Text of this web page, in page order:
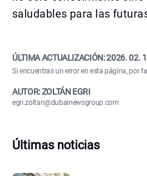
saludables para las
ÚLTIMA ACTUALIZACIÓN:2026. 02.
Si encuentras un error en esta página, por
AUTOR: ZOLTÁN EGRI
egri.zoltan@dubainewsgroup.com
Últimas noticias